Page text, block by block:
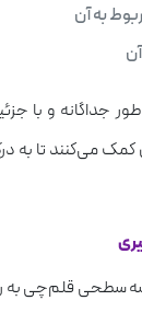
به آن
جداگانه و با
کمک می‌کنند تا به
سطحی قلم‌چی به